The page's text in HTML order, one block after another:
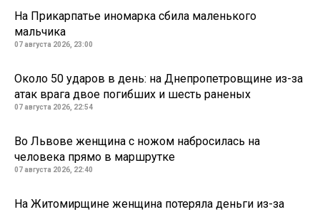
На Прикарпатье иномарка сбила маленького
мальчика
07 августа 2026, 23:00
Около 50 ударов в день: на Днепропетровщине из-за
атак врага двое погибших и шесть раненых
07 августа 2026, 22:54
Во Львове женщина с ножом набросилась на
человека прямо в маршрутке
07 августа 2026, 22:40
На Житомирщине женщина потеряла деньги из-за